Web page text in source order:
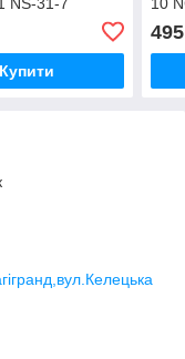
Сталекс
Купити
495